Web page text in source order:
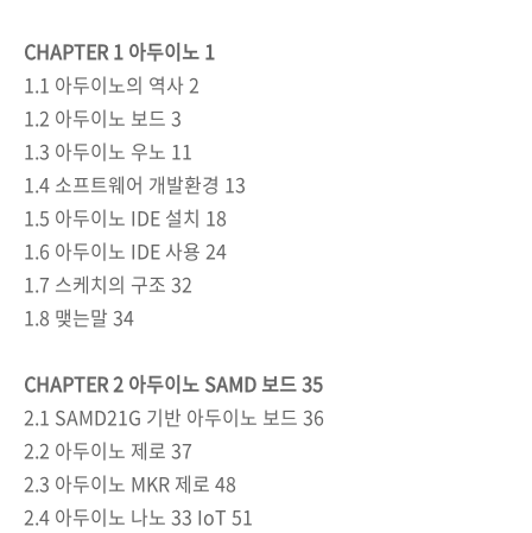
CHAPTER 1 아두이노 1
1.1 아두이노의 역사 2
1.2 아두이노 보드 3
1.3 아두이노 우노 11
1.4 소프트웨어 개발환경 13
1.5 아두이노 IDE 설치 18
1.6 아두이노 IDE 사용 24
1.7 스케치의 구조 32
1.8 맺는말 34
CHAPTER 2 아두이노 SAMD보드35
2.1 SAMD21G 기반 아두이노 보드 36
2.2 아두이노 제로 37
2.3 아두이노 MKR 제로 48
2.4 아두이노 나노 33 IoT 51